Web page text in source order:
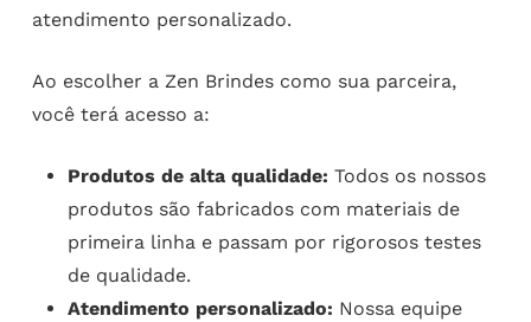
atendimento personalizado.
Ao escolher a Zen Brindes como sua parceira,
você terá acesso a:
Produtos de alta qualidade: Todos os nossos
produtos são fabricados com materiais de
primeira linha e passam por rigorosos testes
de qualidade.
Atendimento personalizado: Nossa equipe